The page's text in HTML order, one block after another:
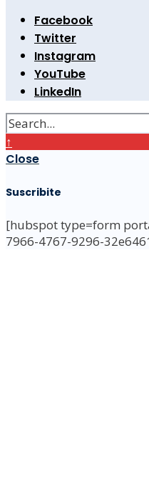
Facebook
Twitter
Instagram
YouTube
LinkedIn
↑
Close
Suscribite
[hubspot type=form
7966-4767-9296-